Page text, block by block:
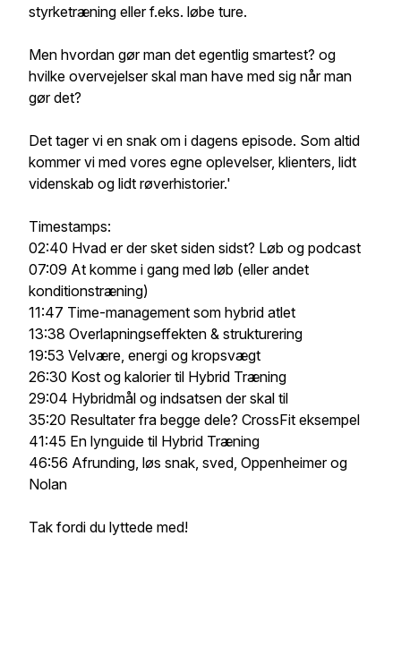
styrketræning eller f.eks. løbe ture.
Men hvordan gør man det egentlig smartest? og
hvilke overvejelser skal man have med sig når man
gør det?
Det tager vi en snak om i dagens episode. Som altid
kommer vi med vores egne oplevelser, klienters, lidt
videnskab og lidt røverhistorier.'
Timestamps:
02:40 Hvad er der sket siden sidst? Løb og podcast
07:09 At komme i gang med løb (eller andet
konditionstræning)
11:47 Time-management som hybrid atlet
13:38 Overlapningseffekten & strukturering
19:53 Velvære, energi og kropsvægt
26:30 Kost og kalorier til Hybrid Træning
29:04 Hybridmål og indsatsen der skal til
35:20 Resultater fra begge dele? CrossFit eksempel
41:45 En lynguide til Hybrid Træning
46:56 Afrunding, løs snak, sved, Oppenheimer og
Nolan
Tak fordi du lyttede med!